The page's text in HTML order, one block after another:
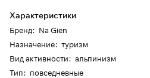
Характеристики
Бренд: Na Gien
Назначение: туризм
Вид активности: альпинизм
Тип: повседневные